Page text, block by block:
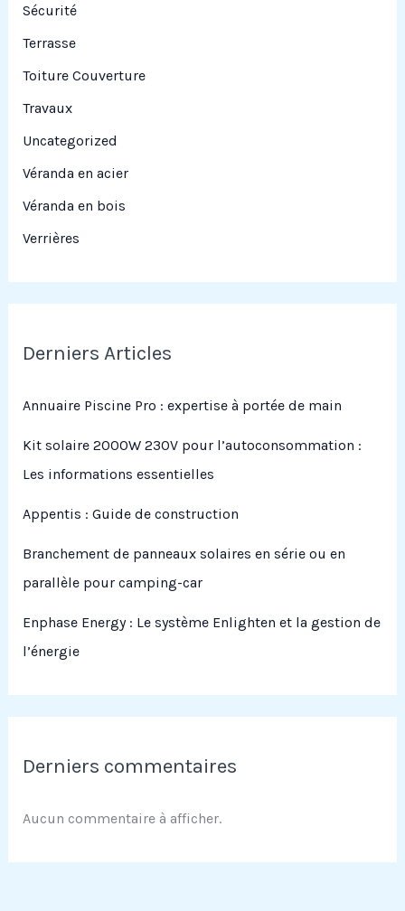
Sécurité
Terrasse
Toiture Couverture
Travaux
Uncategorized
Véranda en acier
Véranda en bois
Verrières
Derniers Articles
Annuaire Piscine Pro : expertise à portée de main
Kit solaire 2000W 230V pour l’autoconsommation :
Les informations essentielles
Appentis : Guide de construction
Branchement de panneaux solaires en série ou en
parallèle pour camping-car
Enphase Energy : Le système Enlighten et la gestion de
l’énergie
Derniers commentaires
Aucun commentaire à afficher.